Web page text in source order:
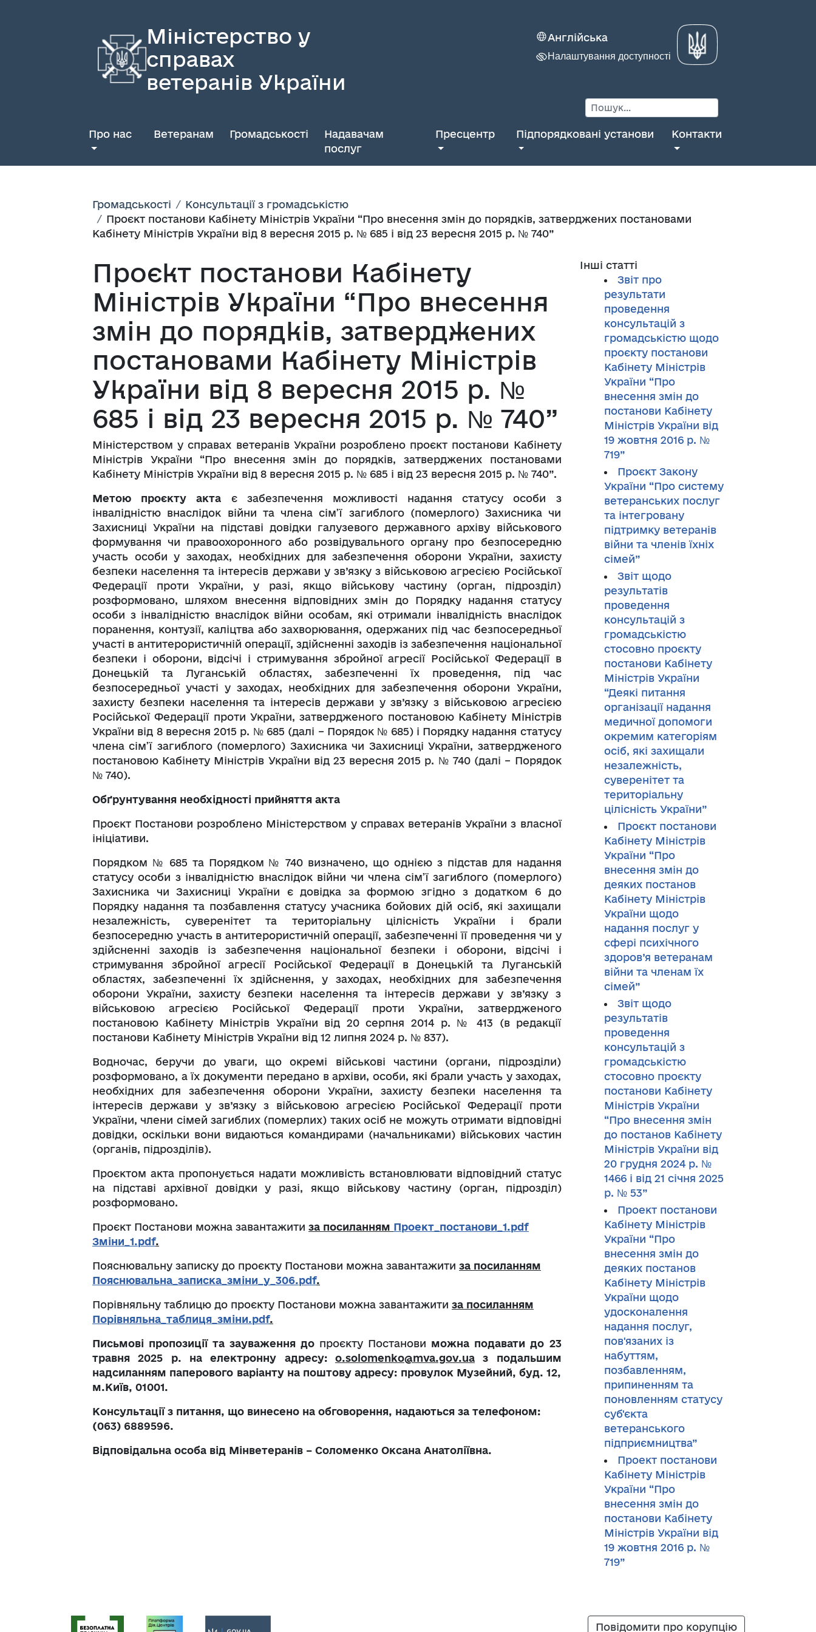
Міністерство у
справах
ветеранів України
Англійська
Налаштування доступності
Про нас Ветеранам Громадськості
Надавачам
послуг
Пресцентр Підпорядковані установи Контакти
Громадськості
Консультації з громадськістю
Проєкт постанови Кабінету Міністрів України “Про внесення змін до порядків, затверджених постановами
Кабінету Міністрів України від 8 вересня 2015 р. № 685 і від 23 вересня 2015 р. № 740”
Проєкт постанови Кабінету
Міністрів України “Про внесення
змін до порядків, затверджених
постановами Кабінету Міністрів
України від 8 вересня 2015 р. №
685 і від 23 вересня 2015 р. № 740”
Міністерством у справах ветеранів України розроблено проєкт постанови Кабінету
Міністрів України “Про внесення змін до порядків, затверджених постановами
Кабінету Міністрів України від 8 вересня 2015 р. № 685 і від 23 вересня 2015 р. № 740”.
Метою проєкту акта є забезпечення можливості надання статусу особи з
інвалідністю внаслідок війни та члена сім’ї загиблого (померлого) Захисника чи
Захисниці України на підставі довідки галузевого державного архіву військового
формування чи правоохоронного або розвідувального органу про безпосередню
участь особи у заходах, необхідних для забезпечення оборони України, захисту
безпеки населення та інтересів держави у зв’язку з військовою агресією Російської
Федерації проти України, у разі, якщо військову частину (орган, підрозділ)
розформовано, шляхом внесення відповідних змін до Порядку надання статусу
особи з інвалідністю внаслідок війни особам, які отримали інвалідність внаслідок
поранення, контузії, каліцтва або захворювання, одержаних під час безпосередньої
участі в антитерористичній операції, здійсненні заходів із забезпечення національної
безпеки і оборони, відсічі і стримування збройної агресії Російської Федерації в
Донецькій та Луганській областях, забезпеченні їх проведення, під час
безпосередньої участі у заходах, необхідних для забезпечення оборони України,
захисту безпеки населення та інтересів держави у зв’язку з військовою агресією
Російської Федерації проти України, затвердженого постановою Кабінету Міністрів
України від 8 вересня 2015 р. № 685 (далі – Порядок № 685) і Порядку надання статусу
члена сім’ї загиблого (померлого) Захисника чи Захисниці України, затвердженого
постановою Кабінету Міністрів України від 23 вересня 2015 р. № 740 (далі – Порядок
№ 740).
Обґрунтування необхідності прийняття акта
Проєкт Постанови розроблено Міністерством у справах ветеранів України з власної
ініціативи.
Порядком № 685 та Порядком № 740 визначено, що однією з підстав для надання
статусу особи з інвалідністю внаслідок війни чи члена сім’ї загиблого (померлого)
Захисника чи Захисниці України є довідка за формою згідно з додатком 6 до
Порядку надання та позбавлення статусу учасника бойових дій осіб, які захищали
незалежність, суверенітет та територіальну цілісність України і брали
безпосередню участь в антитерористичній операції, забезпеченні її проведення чи у
здійсненні заходів із забезпечення національної безпеки і оборони, відсічі і
стримування збройної агресії Російської Федерації в Донецькій та Луганській
областях, забезпеченні їх здійснення, у заходах, необхідних для забезпечення
оборони України, захисту безпеки населення та інтересів держави у зв’язку з
військовою агресією Російської Федерації проти України, затвердженого
постановою Кабінету Міністрів України від 20 серпня 2014 р. № 413 (в редакції
постанови Кабінету Міністрів України від 12 липня 2024 р. № 837).
Водночас, беручи до уваги, що окремі військові частини (органи, підрозділи)
розформовано, а їх документи передано в архіви, особи, які брали участь у заходах,
необхідних для забезпечення оборони України, захисту безпеки населення та
інтересів держави у зв’язку з військовою агресією Російської Федерації проти
України, члени сімей загиблих (померлих) таких осіб не можуть отримати відповідні
довідки, оскільки вони видаються командирами (начальниками) військових частин
(органів, підрозділів).
Проєктом акта пропонується надати можливість встановлювати відповідний статус
на підставі архівної довідки у разі, якщо військову частину (орган, підрозділ)
розформовано.
Проєкт Постанови можна завантажити за посиланням Проект_постанови_1.pdf
Зміни_1.pdf.
Пояснювальну записку до проєкту Постанови можна завантажити за посиланням
Пояснювальна_записка_зміни_у_306.pdf.
Порівняльну таблицю до проєкту Постанови можна завантажити за посиланням
Порівняльна_таблиця_зміни.pdf.
Письмові пропозиції та зауваження до проєкту Постанови можна подаватидо 23
травня 2025 р. на електронну адресу: o.solomenko@mva.gov.ua
з подальшим
надсиланням паперового варіанту на поштову адресу: провулок Музейний, буд. 12,
м.Київ, 01001.
Консультації з питання, що винесено на обговорення, надаються за телефоном:
(063) 6889596.
Відповідальна особа від Мінветеранів – Соломенко Оксана Анатоліївна.
Інші статті
Звіт про
результати
проведення
консультацій з
громадськістю щодо
проєкту постанови
Кабінету Міністрів
України “Про
внесення змін до
постанови Кабінету
Міністрів України від
19 жовтня 2016 р. №
719”
Проєкт Закону
України “Про систему
ветеранських послуг
та інтегровану
підтримку ветеранів
війни та членів їхніх
сімей”
Звіт щодо
результатів
проведення
консультацій з
громадськістю
стосовно проєкту
постанови Кабінету
Міністрів України
“Деякі питання
організації надання
медичної допомоги
окремим категоріям
осіб, які захищали
незалежність,
суверенітет та
територіальну
цілісність України”
Проєкт постанови
Кабінету Міністрів
України “Про
внесення змін до
деяких постанов
Кабінету Міністрів
України щодо
надання послуг у
сфері психічного
здоров’я ветеранам
війни та членам їх
сімей”
Звіт щодо
результатів
проведення
консультацій з
громадськістю
стосовно проєкту
постанови Кабінету
Міністрів України
“Про внесення змін
до постанов Кабінету
Міністрів України від
20 грудня 2024 р. №
1466 і від 21 січня 2025
р. № 53”
Проект постанови
Кабінету Міністрів
України “Про
внесення змін до
деяких постанов
Кабінету Міністрів
України щодо
удосконалення
надання послуг,
пов'язаних із
набуттям,
позбавленням,
припиненням та
поновленням статусу
суб'єкта
ветеранського
підприємництва”
Проект постанови
Кабінету Міністрів
України “Про
внесення змін до
постанови Кабінету
Міністрів України від
19 жовтня 2016 р. №
719”
Повідомити про корупцію